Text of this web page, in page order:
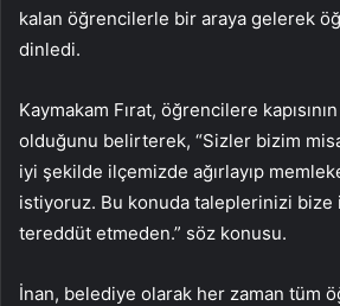
kalan öğrencilerle bir araya gelerek
dinledi.
Kaymakam Fırat, öğrencilere
olduğunu belirterek, “Sizler bizim
iyi şekilde ilçemizde ağırlayıp
istiyoruz. Bu konuda taleplerinizi
tereddüt etmeden.” söz konusu.
İnan, belediye olarak her zaman tüm